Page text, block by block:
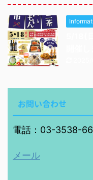
お問い合わせ
電話：03-3538-
メール